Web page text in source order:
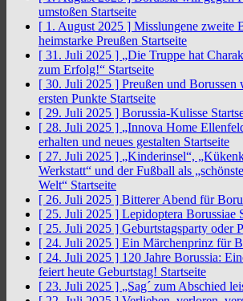
umstoßen Startseite
[ 1. August 2025 ] Misslungene zweite
heimstarke Preußen Startseite
[ 31. Juli 2025 ] „Die Truppe hat
zum Erfolg!“ Startseite
[ 30. Juli 2025 ] Preußen und Borussen
ersten Punkte Startseite
[ 29. Juli 2025 ] Borussia-Kulisse
[ 28. Juli 2025 ] „Innova Home
erhalten und neues gestalten Startseite
[ 27. Juli 2025 ] „Kinderinsel“,
Werkstatt“ und der Fußball als
Welt“ Startseite
[ 26. Juli 2025 ] Bitterer Abend für
[ 25. Juli 2025 ] Lepidoptera Borussiae
[ 25. Juli 2025 ] Geburtstagsparty oder
[ 24. Juli 2025 ] Ein Märchenprinz für
[ 24. Juli 2025 ] 120 Jahre Borussia:
feiert heute Geburtstag! Startseite
[ 23. Juli 2025 ] „Sag´ zum Abschied